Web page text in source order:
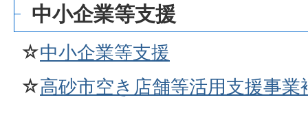
中小企業等支援
☆中小企業等支援
☆高砂市空き店舗等活用支援事業